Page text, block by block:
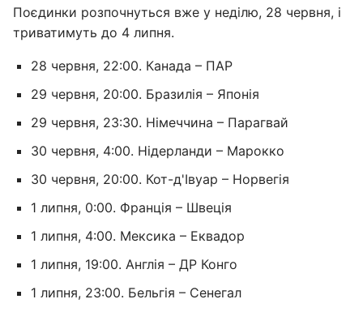
Поєдинки розпочнуться вже у неділю, 28 червня, і
триватимуть до 4 липня.
28 червня, 22:00. Канада – ПАР
29 червня, 20:00. Бразилія – Японія
29 червня, 23:30. Німеччина – Парагвай
30 червня, 4:00. Нідерланди – Марокко
30 червня, 20:00. Кот-д'Івуар – Норвегія
1 липня, 0:00. Франція – Швеція
1 липня, 4:00. Мексика – Еквадор
1 липня, 19:00. Англія – ДР Конго
1 липня, 23:00. Бельгія – Сенегал